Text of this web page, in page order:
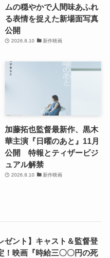
ムの穏やかで人間味あふれ
る表情を捉えた新場面写真
公開
2026.8.10 新作映画
加藤拓也監督最新作、黒木
華主演『日曜のあと』11月
公開 特報とティザービジ
ュアル解禁
2026.8.10 新作映画
ゼント】キャスト＆監督登
！映画『時給三〇〇円の死